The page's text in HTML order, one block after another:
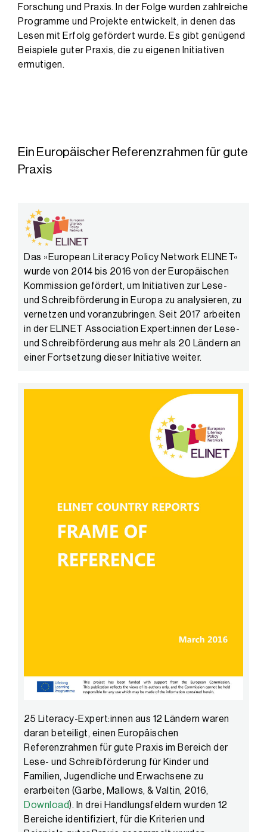
Forschung und Praxis. In der Folge wurden zahlreiche
Programme und Projekte entwickelt, in denen das
Lesen mit Erfolg gefördert wurde. Es gibt genügend
Beispiele guter Praxis, die zu eigenen Initiativen
ermutigen.
Ein Europäischer Referenzrahmen für gute
Praxis
Das »European Literacy Policy Network ELINET«
wurde von 2014 bis 2016 von der Europäischen
Kommission gefördert, um Initiativen zur Lese-
und Schreibförderung in Europa zu analysieren, zu
vernetzen und voranzubringen. Seit 2017 arbeiten
in der ELINET Association Expert:innen der Lese-
und Schreibförderung aus mehr als 20 Ländern an
einer Fortsetzung dieser Initiative weiter.
25 Literacy-Expert:innen aus 12 Ländern waren
daran beteiligt, einen Europäischen
Referenzrahmen für gute Praxis im Bereich der
Lese- und Schreibförderung für Kinder und
Familien, Jugendliche und Erwachsene zu
erarbeiten (Garbe, Mallows, & Valtin, 2016,
Download). In drei Handlungsfeldern wurden 12
Bereiche identifiziert, für die Kriterien und